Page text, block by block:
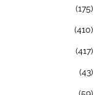
(175)
(410)
(417)
(43)